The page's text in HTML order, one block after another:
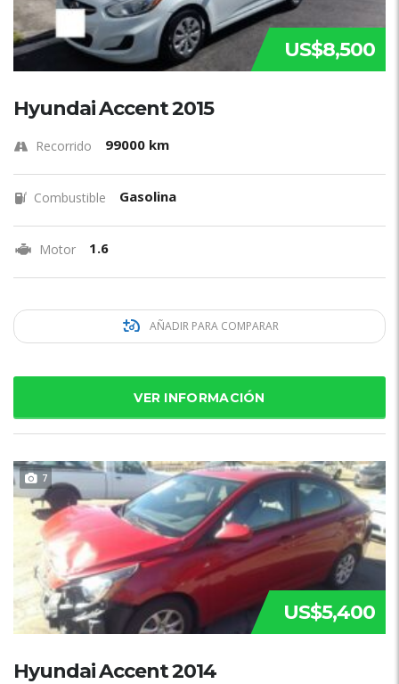
US$8,500
Hyundai Accent 2015
Recorrido 99000 km
Combustible Gasolina
Motor 1.6
AÑADIR PARA COMPARAR
VER INFORMACIÓN
7
US$5,400
Hyundai Accent 2014